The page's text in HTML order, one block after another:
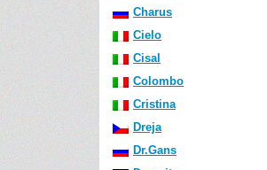
Charus
Cielo
Cisal
Colombo
Cristina
Dreja
Dr.Gans